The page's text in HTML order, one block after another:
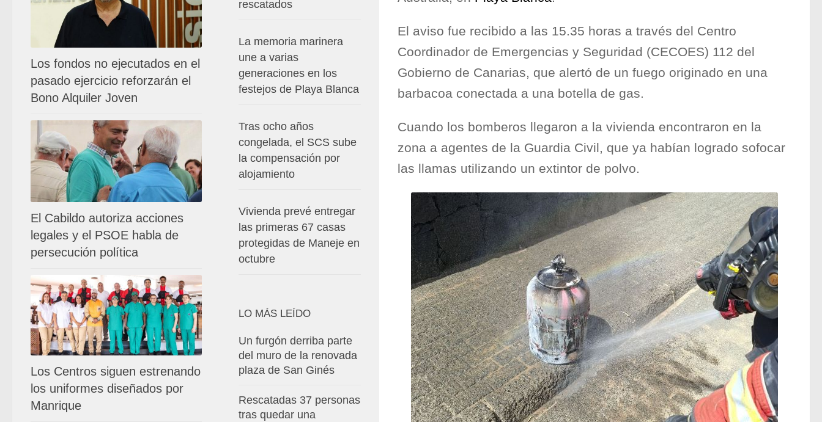
El aviso fue recibido a las 15.35 horas a través del Centro
Coordinador de Emergencias y Seguridad (CECOES) 112 del
Gobierno de Canarias, que alertó de un fuego originado en una
barbacoa conectada a una botella de gas.
Cuando los bomberos llegaron a la vivienda encontraron en la
zona a agentes de la Guardia Civil, que ya habían logrado sofocar
las llamas utilizando un extintor de polvo.
Los fondos no ejecutados en el
pasado ejercicio reforzarán el
Bono Alquiler Joven
El Cabildo autoriza acciones
legales y el PSOE habla de
persecución política
Los Centros siguen estrenando
los uniformes diseñados por
Manrique
rescatados
La memoria marinera
une a varias
generaciones en los
festejos de Playa Blanca
Tras ocho años
congelada, el SCS sube
la compensación por
alojamiento
Vivienda prevé entregar
las primeras 67 casas
protegidas de Maneje en
octubre
LO MÁS LEÍDO
Un furgón derriba parte
del muro de la renovada
plaza de San Ginés
Rescatadas 37 personas
tras quedar una